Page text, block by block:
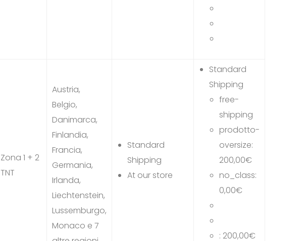
Zona 1 + 2
TNT
Austria,
Belgio,
Danimarca,
Finlandia,
Francia,
Germania,
Irlanda,
Liechtenstein,
Lussemburgo,
Monaco e 7
Standard
Shipping
At our store
Standard
Shipping
free-
shipping
prodotto-
oversize:
200,00€
no_class:
0,00€
: 200,00€